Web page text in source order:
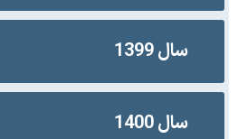
سال 1399
سال 1400